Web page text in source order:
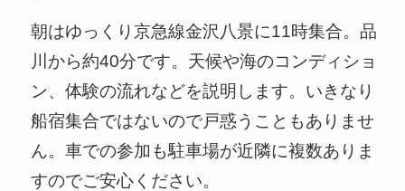
朝はゆっくり京急線金沢八景に11時集合。品
川から約40分です。天候や海のコンディショ
ン、体験の流れなどを説明します。いきなり
船宿集合ではないので戸惑うこともありませ
ん。車での参加も駐車場が近隣に複数ありま
すのでご安心ください。